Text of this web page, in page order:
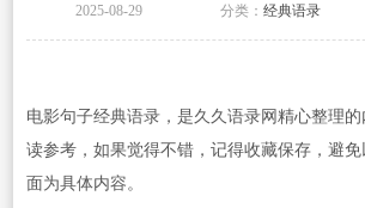
2025-08-29 分类： 经典语录
电影句子经典语录，是久久语录网精心整理
读参考，如果觉得不错，记得收藏保存，避
面为具体内容。